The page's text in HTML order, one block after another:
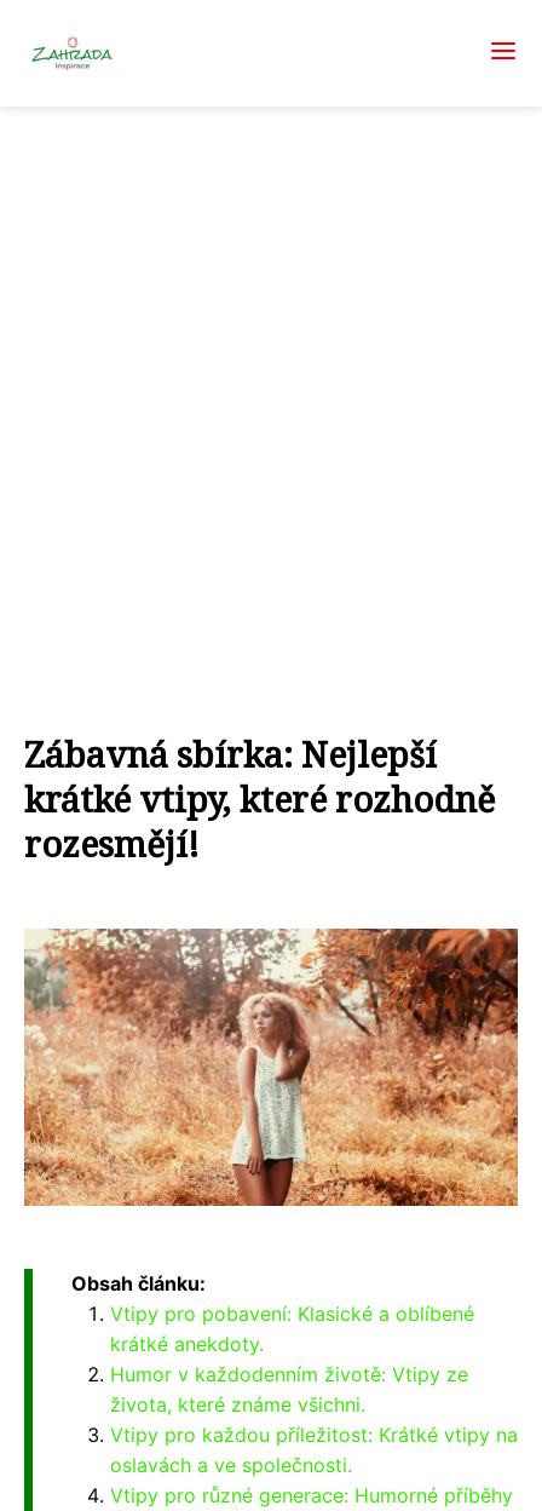
Zábavná sbírka: Nejlepší
krátké vtipy, které rozhodně
rozesmějí!
Obsah článku:
Vtipy pro pobavení: Klasické a oblíbené
krátké anekdoty.
Humor v každodenním životě: Vtipy ze
života, které známe všichni.
Vtipy pro každou příležitost: Krátké vtipy na
oslavách a ve společnosti.
Vtipy pro různé generace: Humorné příběhy